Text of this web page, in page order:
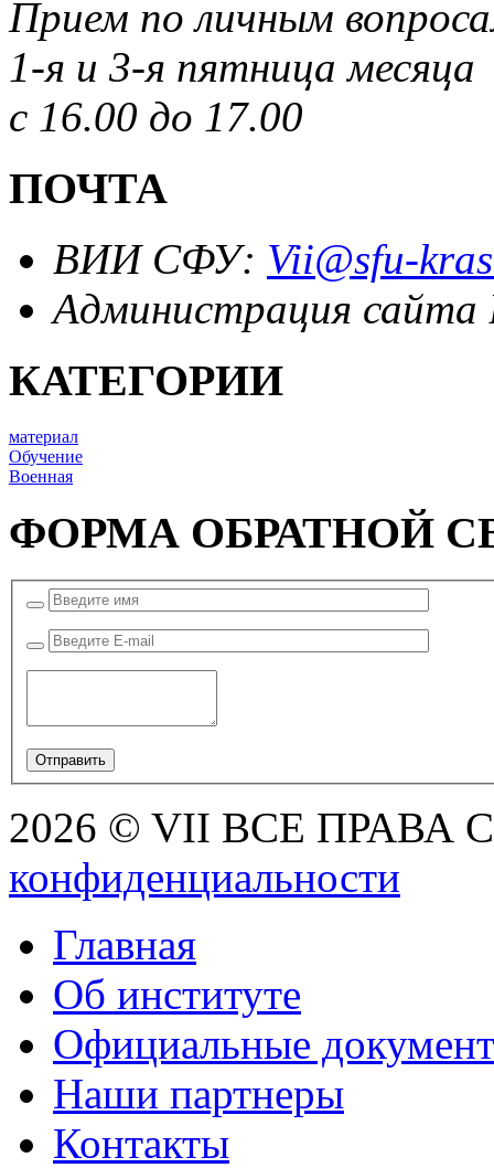
Прием по личным
1-я и 3-я пятница месяца
с 16.00 до 17.00
ПОЧТА
ВИИ СФУ: Vii@sfu-
Администрация
КАТЕГОРИИ
материал
Обучение
Военная
ФОРМА ОБРАТНОЙ
2026 © VII ВСЕ ПРАВА
конфиденциальности
Главная
Об институте
Официальные
Наши партнеры
Контакты